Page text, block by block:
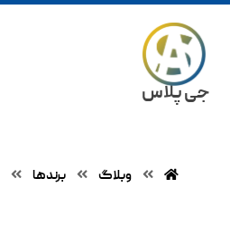
جی پلاس
وبلاگ برند‌ها